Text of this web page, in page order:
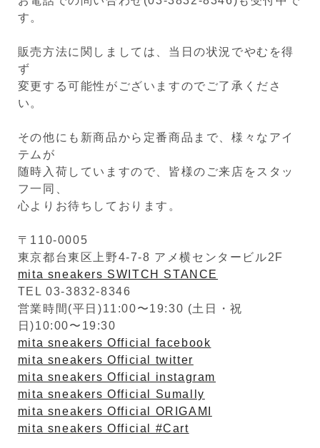
す。
販売方法に関しましては、当日の状況でやむを得
ず
変更する可能性がございますのでご了承くださ
い。
その他にも新商品から定番商品まで、様々なアイ
テムが
随時入荷していますので、皆様のご来店をスタッ
フ一同、
心よりお待ちしております。
〒110-0005
東京都台東区上野4-7-8 アメ横センタービル2F
mita sneakers SWITCH STANCE
TEL 03-3832-8346
営業時間(平日)11:00〜19:30 (土日・祝
日)10:00〜19:30
mita sneakers Official facebook
mita sneakers Official twitter
mita sneakers Official instagram
mita sneakers Official Sumally
mita sneakers Official ORIGAMI
mita sneakers Official #Cart